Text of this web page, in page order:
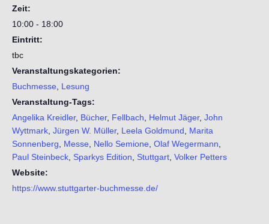
Zeit:
10:00 - 18:00
Eintritt:
tbc
Veranstaltungskategorien:
Buchmesse
Lesung
Veranstaltung-Tags:
Angelika Kreidler, Bücher, Fellbach Helmut Jäger, John
Wyttmark Jürgen W. Müller, Leela Goldmund
Marita
Sonnenberg
Messe Nello Semione Olaf Wegermann
Paul Steinbeck Sparkys Edition Stuttgart Volker Petters
Website:
https://www.stuttgarter-buchmesse.de/